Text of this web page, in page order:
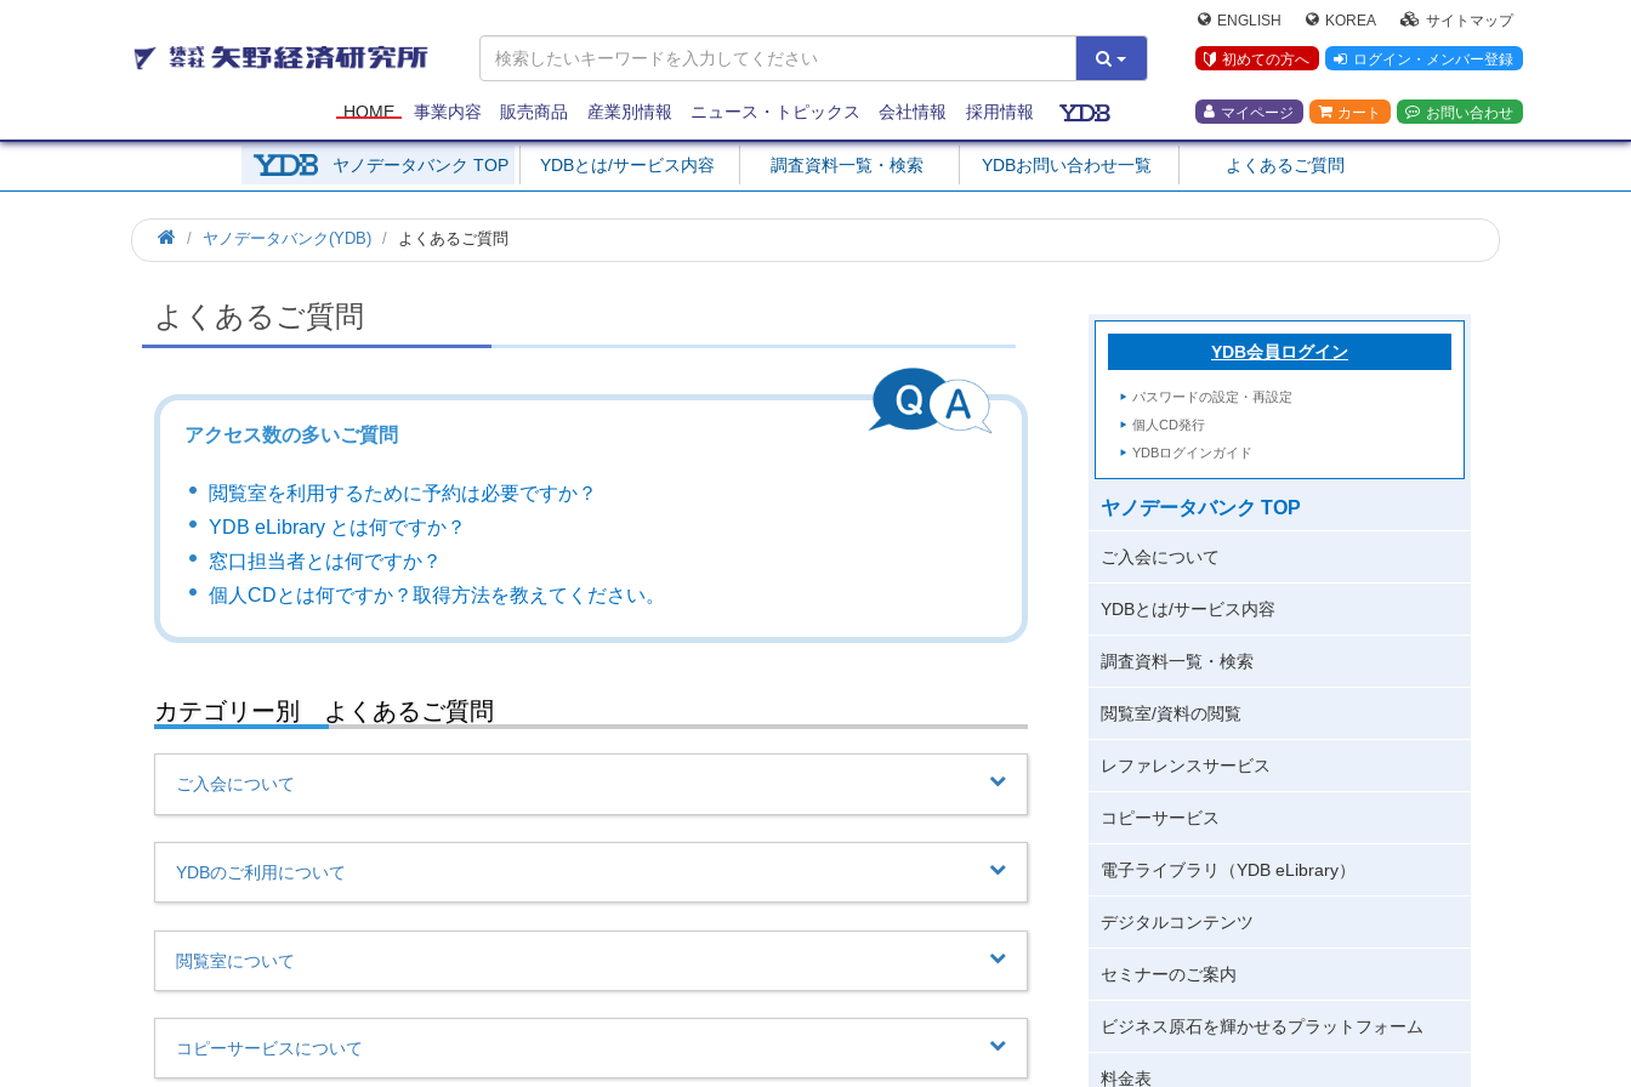
矢
野
研
究
所
ENGLISH KOREA サイトマップ
初めての方へ ログイン・メンバー登録
マイページ カート お問い合わせ
HOME 事業内容 販売商品 産業別情報 ニュース・トピックス 会社情報 採用情報
ヤノデータバンク TOP YDBとは/サービス内容 調査資料一覧・検索 YDBお問い合わせ一覧 よくあるご質問
ヤノデータバンク(YDB) よくあるご質問
よくあるご質問
アクセス数の多いご質問
閲覧室を利用するために予約は必要ですか？
YDB eLibrary とは何ですか？
窓口担当者とは何ですか？
個人CDとは何ですか？取得方法を教えてください。
カテゴリー別 よくあるご質問
ご入会について
YDBのご利用について
閲覧室について
コピーサービスについて
YDB会員ログイン
パスワードの設定・再設定
個人CD発行
YDBログインガイド
ヤノデータバンク TOP
ご入会について
YDBとは/サービス内容
調査資料一覧・検索
閲覧室/資料の閲覧
レファレンスサービス
コピーサービス
電子ライブラリ（YDB eLibrary）
デジタルコンテンツ
セミナーのご案内
ビジネス原石を輝かせるプラットフォーム
料金表